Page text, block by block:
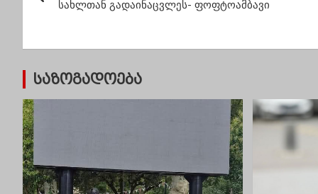
ტ
ი
ს
ნ
ა
სახლთან გადაინაცვლეს- ფოფტოამბავი
საზოგადოება